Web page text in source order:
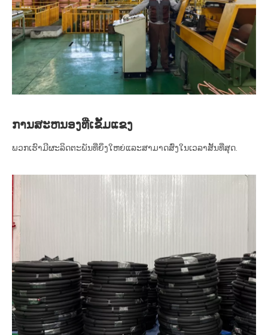
ການສະຫນອງທີ່ເຂັ້ມແຂງ
ພວກ​ເຮົາ​ມີ​ຜະ​ລິດ​ຕະ​ພັນ​ທີ່​ຍິ່ງ​ໃຫຍ່​ແລະ​ສາ​ມາດ​ສົ່ງ​ໃນ​ເວ​ລາ​ສັ້ນ​ທີ່​ສຸດ​.